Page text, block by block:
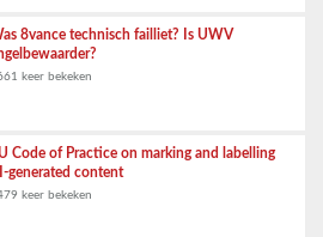
8vance technisch failliet? Is UWV
keer bekeken
Code of Practice on marking and labelling
generated content
keer bekeken